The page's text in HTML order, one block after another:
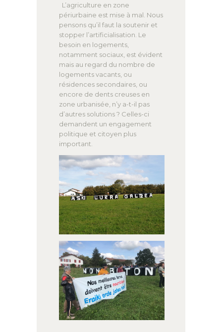
L’agriculture en zone
périurbaine est mise à mal. Nous
pensons qu’il faut la soutenir et
stopper l’artificialisation. Le
besoin en logements,
notamment sociaux, est évident
mais au regard du nombre de
logements vacants, ou
résidences secondaires, ou
encore de dents creuses en
zone urbanisée, n’y a-t-il pas
d’autres solutions ? Celles-ci
demandent un engagement
politique et citoyen plus
important.